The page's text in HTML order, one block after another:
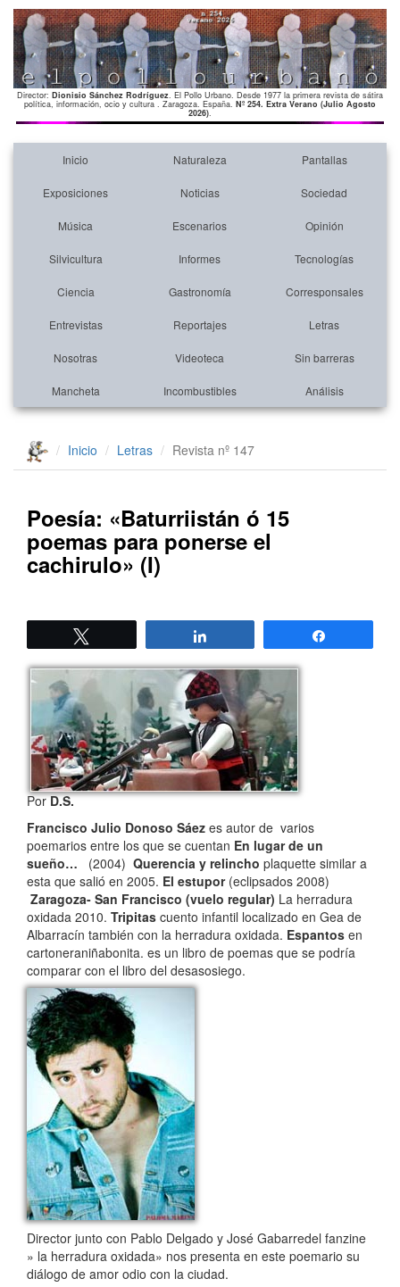
Director: Dionisio Sánchez Rodríguez. El Pollo Urbano. Desde 1977 la primera revista de sátira
política, información, ocio y cultura . Zaragoza. España. Nº 254. Extra Verano (Julio Agosto
2026).
Inicio Naturaleza Pantallas
Exposiciones Noticias Sociedad
Música Escenarios Opinión
Silvicultura Informes Tecnologías
Ciencia Gastronomía Corresponsales
Entrevistas Reportajes Letras
Nosotras Videoteca Sin barreras
Mancheta Incombustibles Análisis
Inicio Letras Revista nº 147
Poesía: «Baturriistán ó 15
poemas para ponerse el
cachirulo» (I)
PorD.S.
Francisco Julio Donoso Sáez es autor de varios
poemarios entre los que se cuentan En lugar de un
sueño…
(2004) Querencia y relincho plaquette similar a
esta que salió en 2005. El estupor (eclipsados 2008)
Zaragoza- San Francisco (vuelo regular) La herradura
oxidada 2010. Tripitas cuento infantil localizado en Gea de
Albarracín también con la herradura oxidada. Espantos en
cartoneraniñabonita. es un libro de poemas que se podría
comparar con el libro del desasosiego.
Director junto con Pablo Delgado y José Gabarredel fanzine
» la herradura oxidada» nos presenta en este poemario su
diálogo de amor odio con la ciudad.